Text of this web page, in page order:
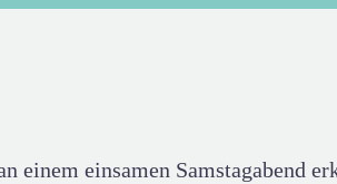
einem einsamen Samstagabend